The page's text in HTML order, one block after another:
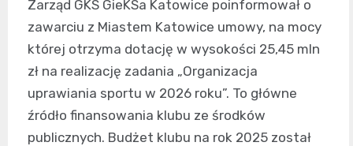
Zarząd GKS GieKSa Katowice poinformował o
zawarciu z Miastem Katowice umowy, na mocy
której otrzyma dotację w wysokości 25,45 mln
zł na realizację zadania „Organizacja
uprawiania sportu w 2026 roku”. To główne
źródło finansowania klubu ze środków
publicznych. Budżet klubu na rok 2025 został